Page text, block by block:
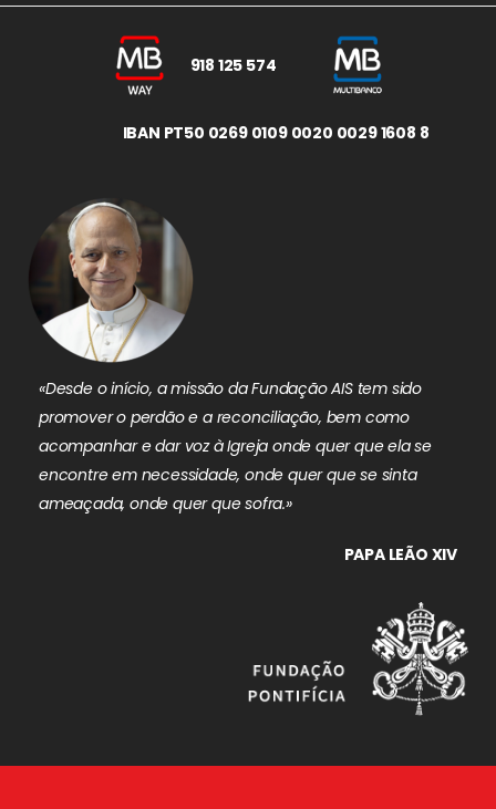
918 125 574
IBAN PT50 0269 0109 0020 0029 1608 8
«Desde o início, a missão da Fundação AIS tem sido
promover o perdão e a reconciliação, bem como
acompanhar e dar voz à Igreja onde quer que ela se
encontre em necessidade, onde quer que se sinta
ameaçada, onde quer que sofra.»
PAPA LEÃO XIV